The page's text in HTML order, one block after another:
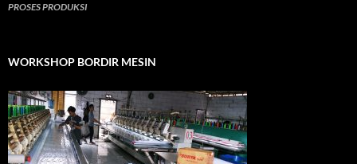
PROSES PRODUKSI
WORKSHOP BORDIR MESIN